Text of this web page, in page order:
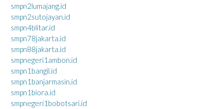
smpn2lumajang.id
smpn2sutojayan.id
smpn4blitar.id
smpn78jakarta.id
smpn88jakarta.id
smpnegeri1ambon.id
smpn1bangil.id
smpn1banjarmasin.id
smpn1biora.id
smpnegeri1bobotsari.id